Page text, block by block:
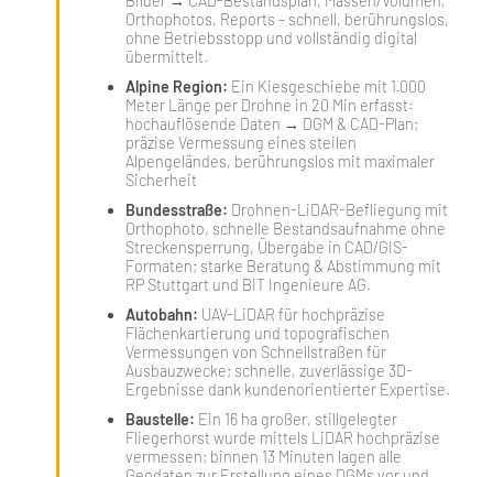
Orthophotos, Reports – schnell, berührungslos,
ohne Betriebsstopp und vollständig digital
übermittelt.
Alpine Region: Ein Kiesgeschiebe mit 1.000
Meter Länge per Drohne in 20 Min erfasst:
hochauflösende Daten → DGM & CAD-Plan;
präzise Vermessung eines steilen
Alpengeländes, berührungslos mit maximaler
Sicherheit
Bundesstraße: Drohnen-LiDAR-Befliegung mit
Orthophoto, schnelle Bestandsaufnahme ohne
Streckensperrung, Übergabe in CAD/GIS-
Formaten; starke Beratung & Abstimmung mit
RP Stuttgart und BIT Ingenieure AG.
Autobahn: UAV-LiDAR für hochpräzise
Flächenkartierung und topografischen
Vermessungen von Schnellstraßen für
Ausbauzwecke; schnelle, zuverlässige 3D-
Ergebnisse dank kundenorientierter Expertise.
Baustelle: Ein 16 ha großer, stillgelegter
Fliegerhorst wurde mittels LiDAR hochpräzise
vermessen; binnen 13 Minuten lagen alle